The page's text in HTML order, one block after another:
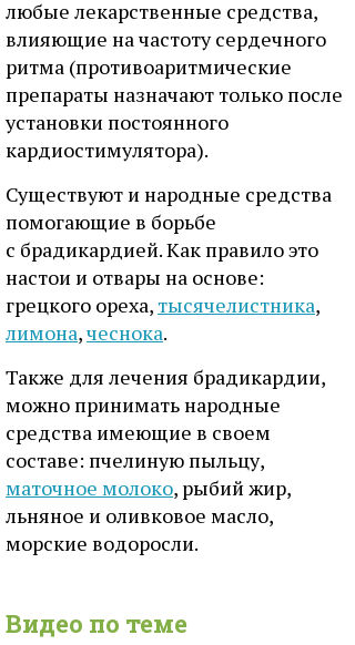
любые лекарственные средства,
влияющие на частоту сердечного
ритма (противоаритмические
препараты назначают только после
установки постоянного
кардиостимулятора).
Существуют и народные средства
помогающие в борьбе
с брадикардией. Как правило это
настои и отвары на основе:
грецкого ореха,тысячелистника,
лимона,чеснока.
Также для лечения брадикардии,
можно принимать народные
средства имеющие в своем
составе: пчелиную пыльцу,
маточное молоко, рыбий жир,
льняное и оливковое масло,
морские водоросли.
Видео по теме